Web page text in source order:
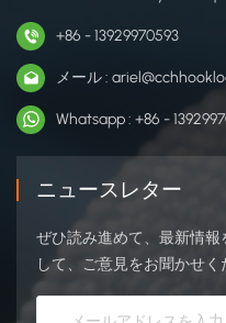
+86 - 13929970593
メール :
Whatsapp : +86 -
ニュースレター
ぜひ読み進めて、最新情
して、ご意見をお聞かせく